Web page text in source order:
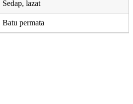
Sedap, lazat
Batu permata